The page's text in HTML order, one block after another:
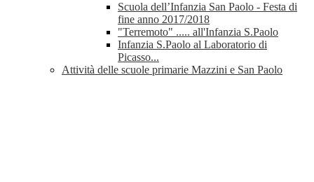
Scuola dell’Infanzia San Paolo - Festa di
fine anno 2017/2018
"Terremoto" ..... all'Infanzia S.Paolo
Infanzia S.Paolo al Laboratorio di
Picasso...
Attività delle scuole primarie Mazzini e San Paolo